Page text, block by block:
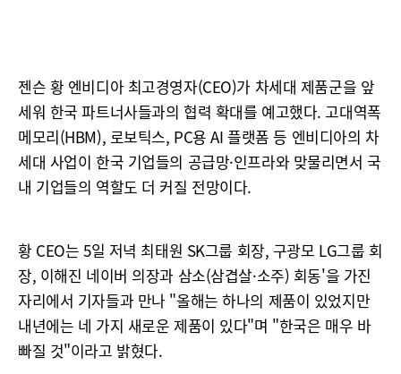
젠슨 황 엔비디아 최고경영자(CEO)가 차세대 제품군을 앞
세워 한국 파트너사들과의 협력 확대를 예고했다. 고대역폭
메모리(HBM), 로보틱스, PC용 AI 플랫폼 등 엔비디아의 차
세대 사업이 한국 기업들의 공급망·인프라와 맞물리면서 국
내 기업들의 역할도 더 커질 전망이다.
황 CEO는 5일 저녁 최태원 SK그룹 회장, 구광모 LG그룹 회
장, 이해진 네이버 의장과 삼소(삼겹살·소주) 회동'을 가진
자리에서 기자들과 만나 "올해는 하나의 제품이 있었지만
내년에는 네 가지 새로운 제품이 있다"며 "한국은 매우 바
빠질 것"이라고 밝혔다.